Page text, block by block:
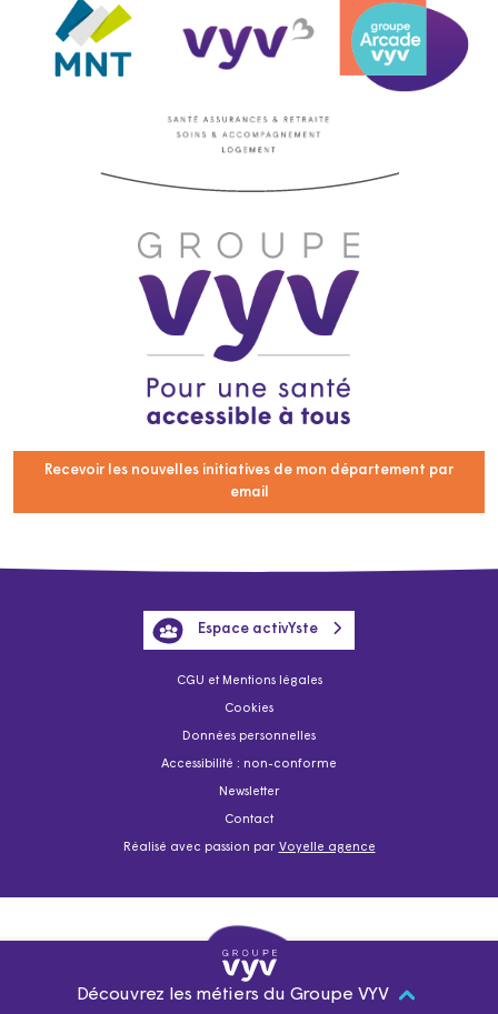
Recevoir les nouvelles initiatives de mon département par
email
CGU et Mentions légales
Cookies
Données personnelles
Accessibilité : non-conforme
Newsletter
Contact
Réalisé avec passion par Voyelle agence
Espace activYste
Découvrez les métiers du Groupe VYV